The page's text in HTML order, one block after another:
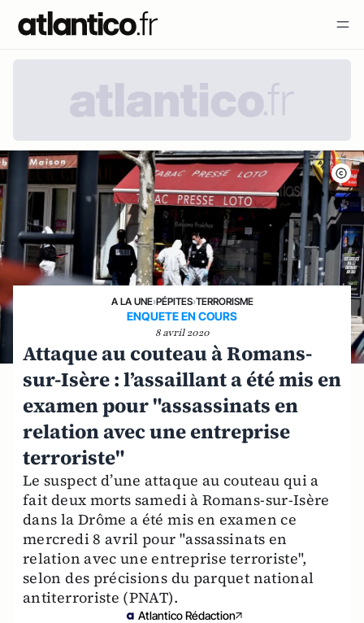
A LA UNE›PÉPITES›TERRORISME
ENQUETE EN COURS
8 avril 2020
Attaque au couteau à Romans-
sur-Isère : l’assaillant a été mis en
examen pour "assassinats en
relation avec une entreprise
terroriste"
Le suspect d’une attaque au couteau qui a
fait deux morts samedi à Romans-sur-Isère
dans la Drôme a été mis en examen ce
mercredi 8 avril pour "assassinats en
relation avec une entreprise terroriste",
selon des précisions du parquet national
antiterroriste (PNAT).
Atlantico Rédaction